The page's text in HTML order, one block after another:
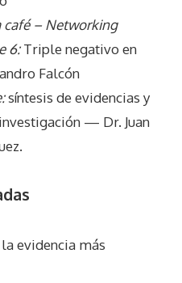
café – Networking
6:Triple negativo en
Falcón
síntesis de evidencias y
— Dr. Juan
evidencia más